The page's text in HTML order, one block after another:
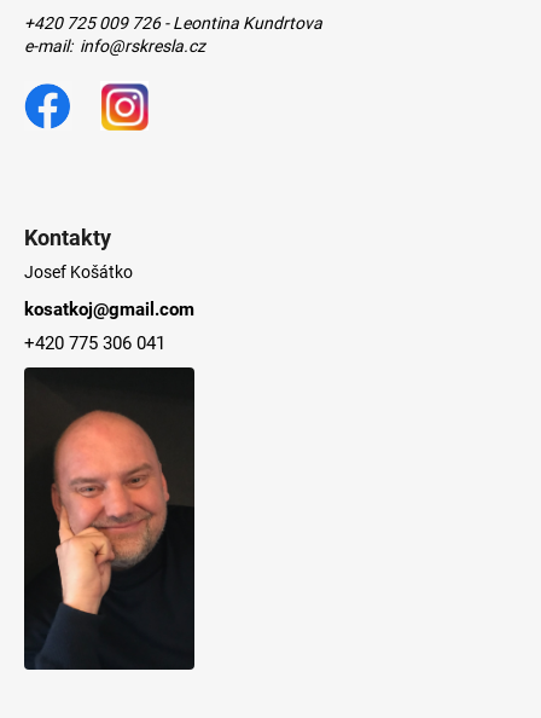
+420 725 009 726 - Leontina Kundrtova
e-mail: info@rskresla.cz
Kontakty
Josef Košátko
kosatkoj@gmail.com
+420 775 306 041